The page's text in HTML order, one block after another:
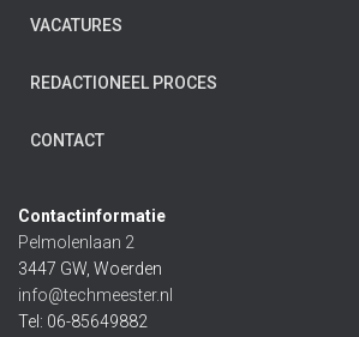
VACATURES
REDACTIONEEL PROCES
CONTACT
Contactinformatie
Pelmolenlaan 2
3447 GW, Woerden
info@techmeester.nl
Tel: 06-85649882